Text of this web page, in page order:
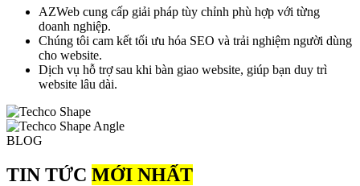
AZWeb cung cấp giải pháp tùy chỉnh phù hợp với từng
doanh nghiệp.
Chúng tôi cam kết tối ưu hóa SEO và trải nghiệm người dùng
cho website.
Dịch vụ hỗ trợ sau khi bàn giao website, giúp bạn duy trì
website lâu dài.
BLOG
TIN TỨC MỚI NHẤT